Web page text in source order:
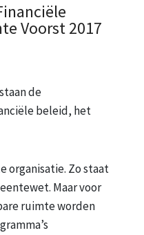
Voorst 2017
de
beleid, het
organisatie. Zo staat
Maar voor
ruimte worden